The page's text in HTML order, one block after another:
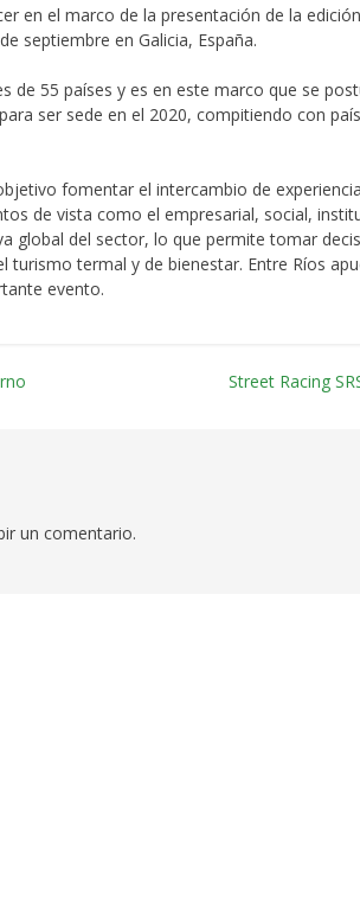
en el marco de la presentación de la
septiembre en Galicia, España.
de 55 países y es en este marco que se
ser sede en el 2020, compitiendo con
fomentar el intercambio de
de vista como el empresarial, social,
global del sector, lo que permite tomar
termal y de bienestar. Entre Ríos
evento.
Street Racing
un comentario.